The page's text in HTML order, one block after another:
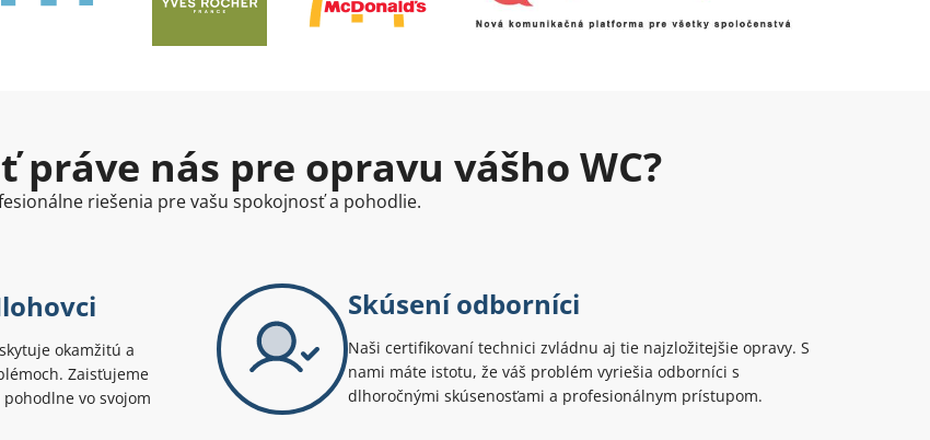
práve nás pre opravu vášho WC?
riešenia pre vašu spokojnosť a pohodlie.
okamžitú a
Zaisťujeme
vo svojom
Skúsení odborníci
Naši certifikovaní technici zvládnu aj tie najzložitejšie opravy. S
nami máte istotu, že váš problém vyriešia odborníci s
dlhoročnými skúsenosťami a profesionálnym prístupom.